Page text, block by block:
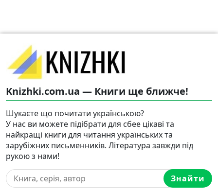
Knizhki.com.ua — Книги ще ближче!
Шукаєте що почитати українською?
У нас ви можете підібрати для сбее цікаві та
найкращі книги для читання українських та
зарубіжних письменників. Література завжди під
рукою з нами!
Знайти